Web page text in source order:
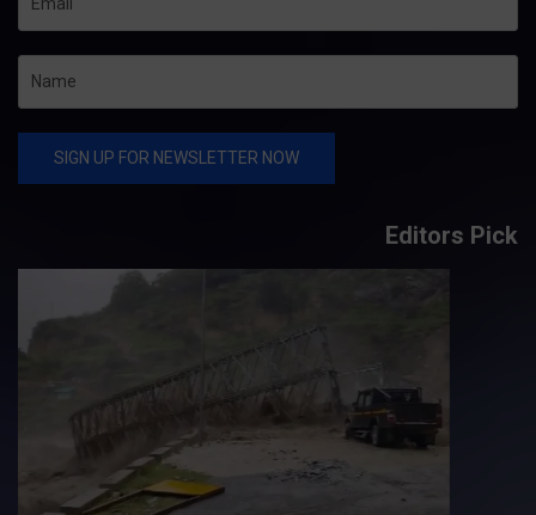
Editors Pick